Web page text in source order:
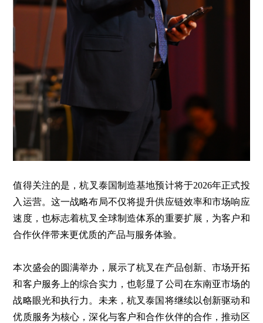
值得关注的是，杭叉泰国制造基地预计将于2026年正式投
入运营。这一战略布局不仅将提升供应链效率和市场响应
速度，也标志着杭叉全球制造体系的重要扩展，为客户和
合作伙伴带来更优质的产品与服务体验。
本次盛会的圆满举办，展示了杭叉在产品创新、市场开拓
和客户服务上的综合实力，也彰显了公司在东南亚市场的
战略眼光和执行力。未来，杭叉泰国将继续以创新驱动和
优质服务为核心，深化与客户和合作伙伴的合作，推动区